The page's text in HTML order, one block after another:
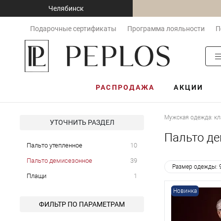
Челябинск
Подарочные сертификаты Программа лояльности
РАСПРОДАЖА АКЦИИ
УТОЧНИТЬ РАЗДЕЛ
Пальто утепленное 10
Пальто демисезонное 39
Плащи 1
ФИЛЬТР ПО ПАРАМЕТРАМ
Мужская одежда:
Пальто
Размер одежды:
Новинка